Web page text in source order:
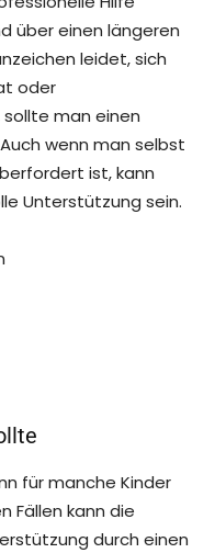
über einen längeren
leidet, sich
oder
man einen
wenn man selbst
ist, kann
Unterstützung sein.
für manche Kinder
Fällen kann die
durch einen